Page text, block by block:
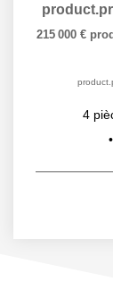
215 000 €
4